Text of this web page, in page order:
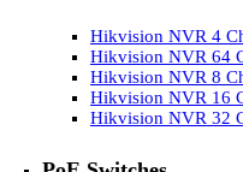
Hikvision NVR 4
Hikvision NVR 64
Hikvision NVR 8
Hikvision NVR 16
Hikvision NVR 32